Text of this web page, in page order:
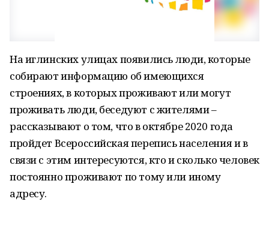
На иглинских улицах появились люди, которые
собирают информацию об имеющихся
строениях, в которых проживают или могут
проживать люди, беседуют с жителями –
рассказывают о том, что в октябре 2020 года
пройдет Всероссийская перепись населения и в
связи с этим интересуются, кто и сколько человек
постоянно проживают по тому или иному
адресу.